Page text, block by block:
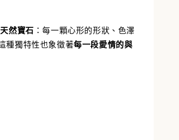
然寶石 ：每一顆心形的形狀、色澤
種獨特性也象徵著每一段愛情的與